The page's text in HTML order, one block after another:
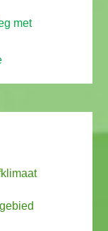
met